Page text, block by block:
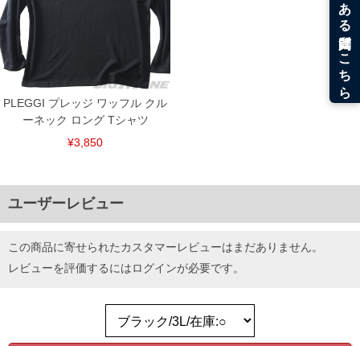
COLOR VARIATION
PLEGGI プレッジ ワッフル クル
ーネック ロング Tシャツ
¥3,850
ユーザーレビュー
この商品に寄せられたカスタマーレビューはまだありません。
レビューを評価するにはログインが必要です。